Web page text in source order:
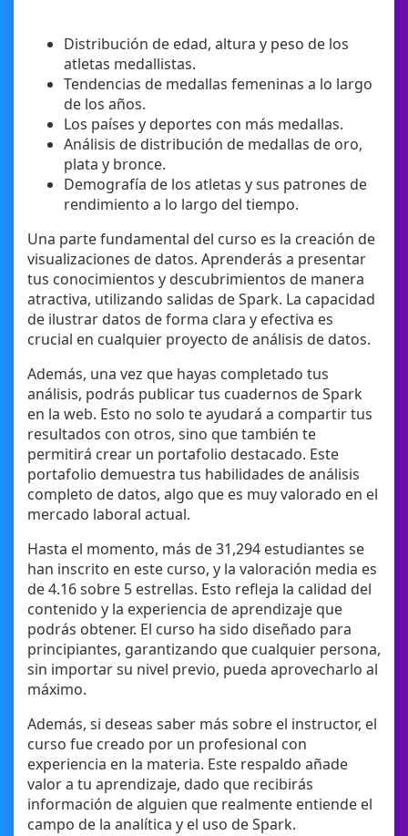
Distribución de edad, altura y peso de los
atletas medallistas.
Tendencias de medallas femeninas a lo largo
de los años.
Los países y deportes con más medallas.
Análisis de distribución de medallas de oro,
plata y bronce.
Demografía de los atletas y sus patrones de
rendimiento a lo largo del tiempo.
Una parte fundamental del curso es la creación de
visualizaciones de datos. Aprenderás a presentar
tus conocimientos y descubrimientos de manera
atractiva, utilizando salidas de Spark. La capacidad
de ilustrar datos de forma clara y efectiva es
crucial en cualquier proyecto de análisis de datos.
Además, una vez que hayas completado tus
análisis, podrás publicar tus cuadernos de Spark
en la web. Esto no solo te ayudará a compartir tus
resultados con otros, sino que también te
permitirá crear un portafolio destacado. Este
portafolio demuestra tus habilidades de análisis
completo de datos, algo que es muy valorado en el
mercado laboral actual.
Hasta el momento, más de 31,294 estudiantes se
han inscrito en este curso, y la valoración media es
de 4.16 sobre 5 estrellas. Esto refleja la calidad del
contenido y la experiencia de aprendizaje que
podrás obtener. El curso ha sido diseñado para
principiantes, garantizando que cualquier persona,
sin importar su nivel previo, pueda aprovecharlo al
máximo.
Además, si deseas saber más sobre el instructor, el
curso fue creado por un profesional con
experiencia en la materia. Este respaldo añade
valor a tu aprendizaje, dado que recibirás
información de alguien que realmente entiende el
campo de la analítica y el uso de Spark.